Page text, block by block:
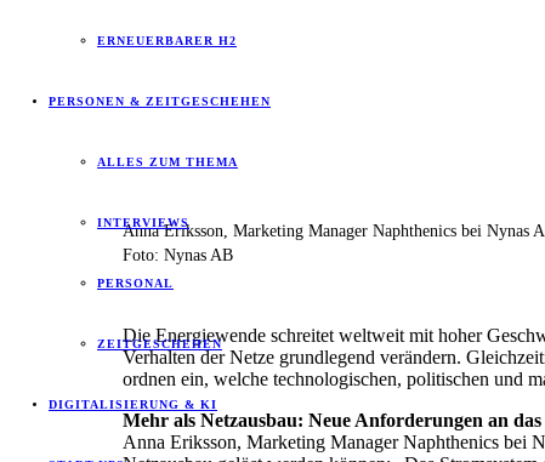
ERNEUERBARER H2
PERSONEN & ZEITGESCHEHEN
ALLES ZUM THEMA
INTERVIEWS
PERSONAL
ZEITGESCHEHEN
DIGITALISIERUNG & KI
Anna Eriksson, Marketing Manager Naphthenics bei Nynas
Foto: Nynas AB
Die Energiewende schreitet weltweit mit hoher
Verhalten der Netze grundlegend verändern.
ordnen ein, welche technologischen, politischen und
Mehr als Netzausbau: Neue Anforderungen an das
Anna Eriksson, Marketing Manager Naphthenics bei